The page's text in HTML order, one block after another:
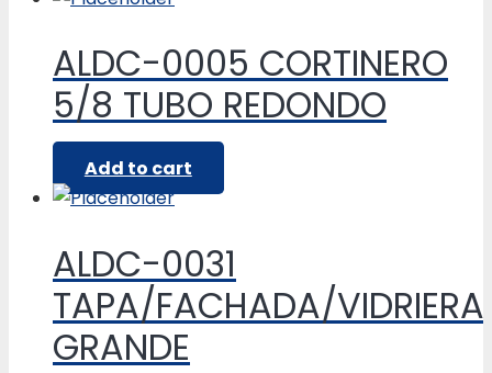
ALDC-0005 CORTINERO
5/8 TUBO REDONDO
Add to cart
ALDC-0031
TAPA/FACHADA/VIDRIERA
GRANDE